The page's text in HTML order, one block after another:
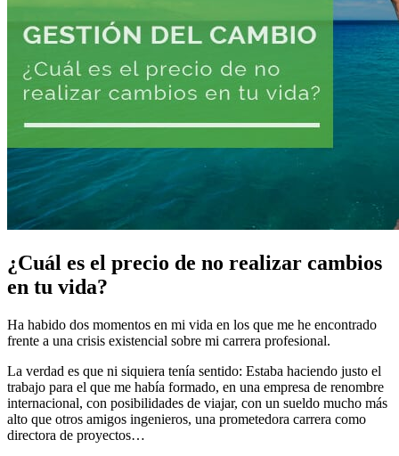
¿Cuál es el precio de no realizar cambios
en tu vida?
Ha habido dos momentos en mi vida en los que me he encontrado
frente a una crisis existencial sobre mi carrera profesional.
La verdad es que ni siquiera tenía sentido: Estaba haciendo justo el
trabajo para el que me había formado, en una empresa de renombre
internacional, con posibilidades de viajar, con un sueldo mucho más
alto que otros amigos ingenieros, una prometedora carrera como
directora de proyectos…